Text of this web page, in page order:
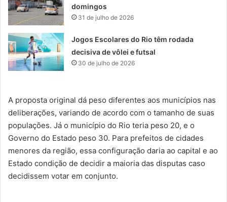
domingos
31 de julho de 2026
Jogos Escolares do Rio têm rodada
decisiva de vôlei e futsal
30 de julho de 2026
A proposta original dá peso diferentes aos municípios nas
deliberações, variando de acordo com o tamanho de suas
populações. Já o município do Rio teria peso 20, e o
Governo do Estado peso 30. Para prefeitos de cidades
menores da região, essa configuração daria ao capital e ao
Estado condição de decidir a maioria das disputas caso
decidissem votar em conjunto.